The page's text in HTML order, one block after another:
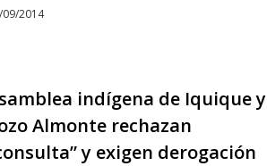
09/2014
indígena de Iquique y
Almonte rechazan
y exigen derogación